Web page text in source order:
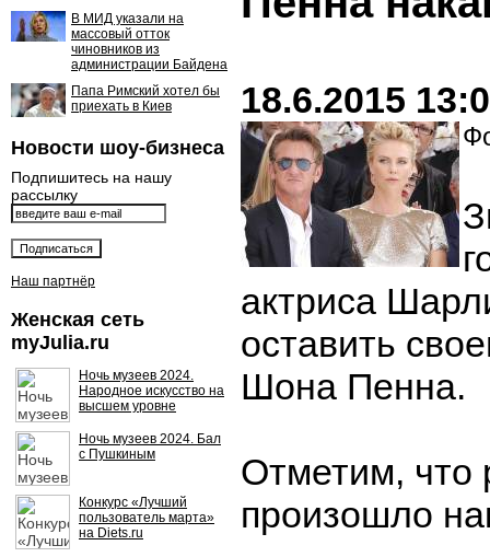
В МИД указали на
массовый отток
чиновников из
администрации Байдена
Папа Римский хотел бы
приехать в Киев
Новости шоу-бизнеса
Подпишитесь на нашу
рассылку
Наш партнёр
Женская сеть
myJulia.ru
Ночь музеев 2024.
Народное искусство на
высшем уровне
Ночь музеев 2024. Бал
с Пушкиным
Конкурс «Лучший
пользователь марта»
на Diets.ru
18.6.2015
актриса
оставить
Шона Пенна.
Отметим, что
произошло